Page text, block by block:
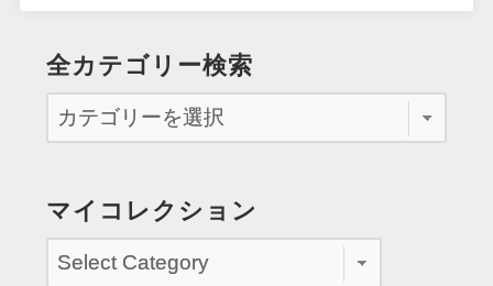
全カテゴリー検索
マイコレクション